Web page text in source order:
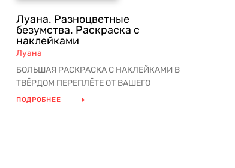
Луана. Разноцветные
безумства. Раскраска с
наклейками
Луана
БОЛЬШАЯ РАСКРАСКА С НАКЛЕЙКАМИ В
ТВЁРДОМ ПЕРЕПЛЁТЕ ОТ ВАШЕГО
ЛЮБИМОГО БЛОГЕРА – ЛУАНЫ! Большой
ПОДРОБНЕЕ